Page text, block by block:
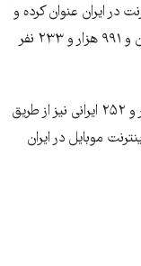
در ایران عنوان کرده و
تعداد کسانی که از آن استفاده می‌کنند را ۱۱ ميليون و ۹۹۱ هزار و ۲۳۳ نفر
بر اساس این آمار هم اکنون ۹ ميليون و ۲۰۷ هزار و ۲۵۲ ايرانی نيز از طريق
موبايل در ايران